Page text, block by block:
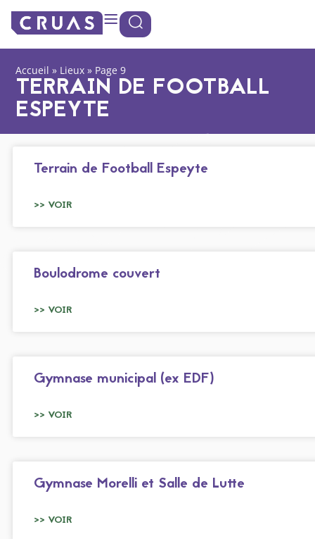
Panneau de gestion des cookies
Accueil » Lieux » Page 9
TERRAIN DE FOOTBALL
ESPEYTE
Terrain de Football Espeyte
>> VOIR
Boulodrome couvert
>> VOIR
Gymnase municipal (ex EDF)
>> VOIR
Gymnase Morelli et Salle de Lutte
>> VOIR